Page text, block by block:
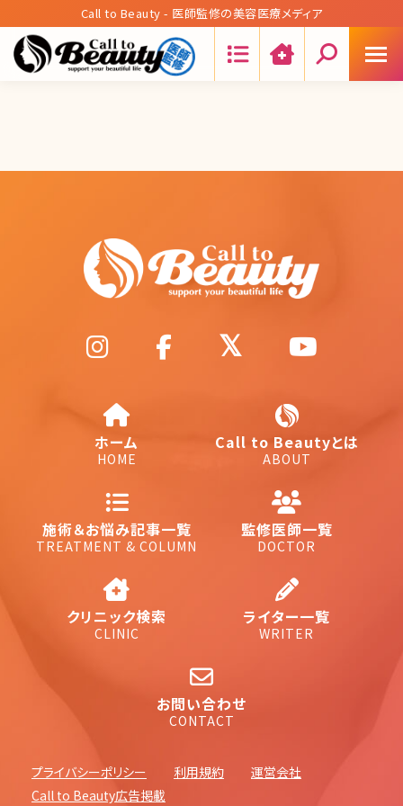
Call to Beauty - 医師監修の美容医療メディア
ホーム
HOME
Call to Beautyとは
ABOUT
施術＆お悩み記事一覧
TREATMENT & COLUMN
監修医師一覧
DOCTOR
クリニック検索
CLINIC
ライター一覧
WRITER
お問い合わせ
CONTACT
プライバシーポリシー 利用規約
運営会社
Call to Beauty広告掲載